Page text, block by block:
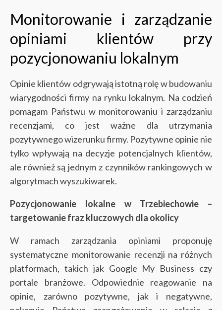
Monitorowanie i zarządzanie
opiniami klientów przy
pozycjonowaniu lokalnym
Opinie klientów odgrywają istotną rolę w budowaniu
wiarygodności firmy na rynku lokalnym. Na codzień
pomagam Państwu w monitorowaniu i zarządzaniu
recenzjami, co jest ważne dla utrzymania
pozytywnego wizerunku firmy. Pozytywne opinie nie
tylko wpływają na decyzje potencjalnych klientów,
ale również są jednym z czynników rankingowych w
algorytmach wyszukiwarek.
Pozycjonowanie lokalne w Trzebiechowie –
targetowanie fraz kluczowych dla okolicy
W ramach zarządzania opiniami proponuję
systematyczne monitorowanie recenzji na różnych
platformach, takich jak Google My Business czy
portale branżowe. Odpowiednie reagowanie na
opinie, zarówno pozytywne, jak i negatywne,